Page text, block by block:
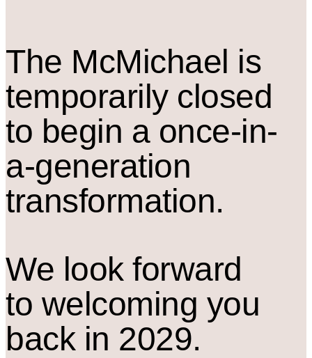
The McMichael is
temporarily closed
to begin a once-in-
a-generation
transformation.
We look forward
to welcoming you
back in 2029.